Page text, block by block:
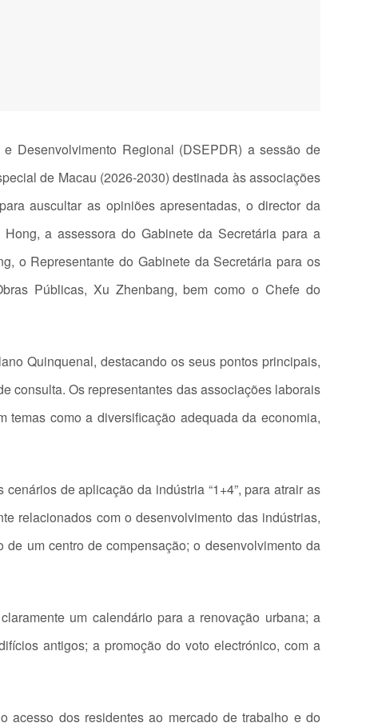
Desenvolvimento Regional (DSEPDR) a sessão de
de Macau (2026-2030) destinada às associações
auscultar as opiniões apresentadas, o director da
a assessora do Gabinete da Secretária para a
o Representante do Gabinete da Secretária para os
Públicas, Xu Zhenbang, bem como o Chefe do
Quinquenal, destacando os seus pontos principais,
consulta. Os representantes das associações laborais
como a diversificação adequada da economia,
de aplicação da indústria “1+4”, para atrair as
relacionados com o desenvolvimento das indústrias,
um centro de compensação; o desenvolvimento da
um calendário para a renovação urbana; a
antigos; a promoção do voto electrónico, com a
acesso dos residentes ao mercado de trabalho e do